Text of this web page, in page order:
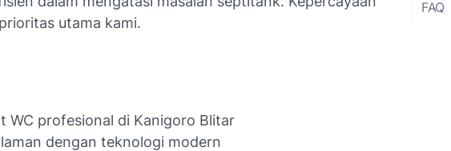
FAQ
utama kami.
WC profesional di Kanigoro Blitar
dengan teknologi modern